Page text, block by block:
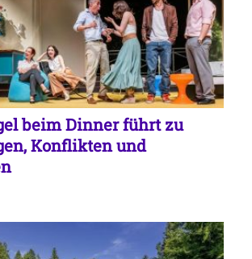
beim Dinner führt zu
Konflikten und